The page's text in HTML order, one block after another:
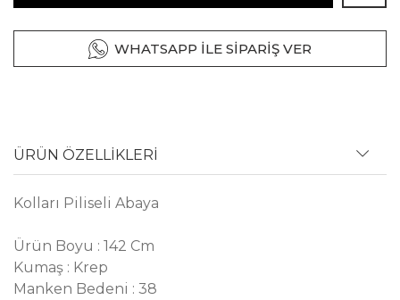
WHATSAPP İLE SİPARİŞ VER
ÜRÜN ÖZELLİKLERİ
Kolları Piliseli Abaya
Ürün Boyu : 142 Cm
Kumaş : Krep
Manken Bedeni : 38